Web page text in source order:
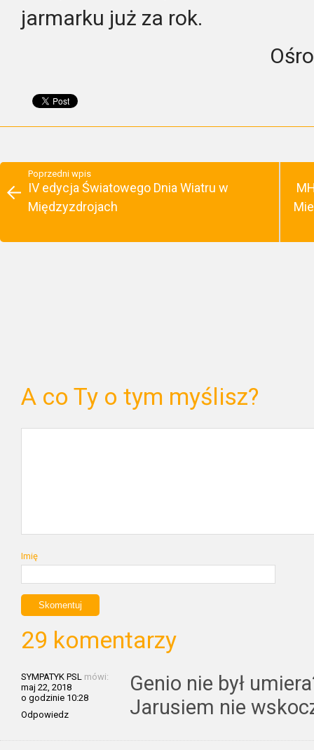
jarmarku już za rok.
Poprzedni wpis
IV edycja Światowego Dnia Wiatru w
Międzyzdrojach
A co Ty o tym myślisz?
Imię
29 komentarzy
SYMPATYK PSL mówi:
maj 22, 2018
o godzinie 10:28
Odpowiedz
Genio nie był
Jarusiem nie